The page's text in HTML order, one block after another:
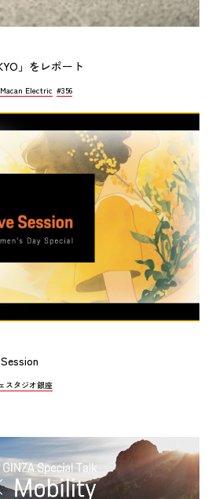
」をレポート
Electric #356
スタジオ銀座